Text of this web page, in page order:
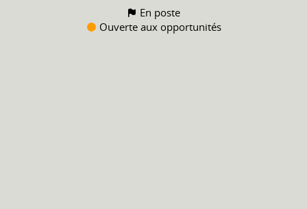
En poste
Ouverte aux opportunités